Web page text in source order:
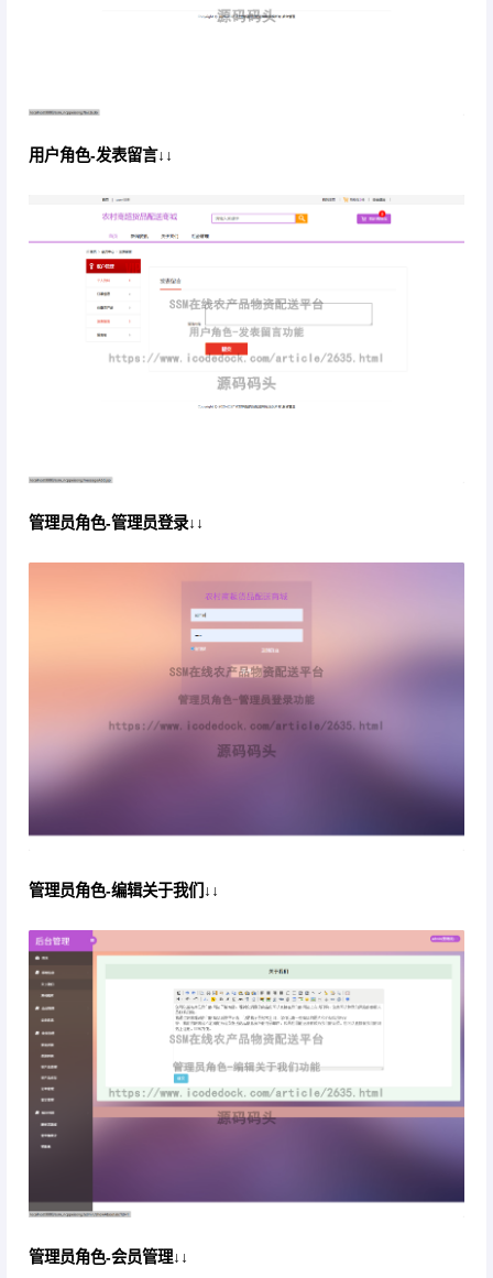
用户角色-发表留言↓↓
管理员角色-管理员登录↓↓
管理员角色-编辑关于我们↓↓
管理员角色-会员管理↓↓